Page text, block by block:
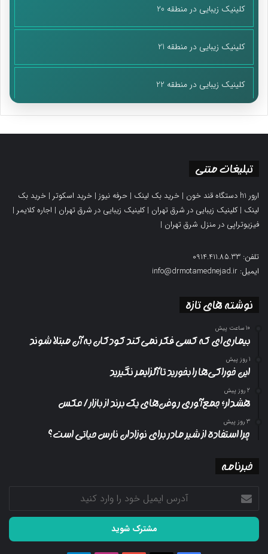
کلینیک زیبایی در منطقه 20
کلینیک زیبایی در منطقه 21
کلینیک زیبایی در منطقه 22
تبلیغات متنی
ارور h1 دستگاه قند خون | خرید بک لینک | حرفه نیوز | خرید اسکوتر | خرید بک
لینک |کلینیک زیبایی در شرق تهران |کلینیک زیبایی در شرق تهران | اجاره کلایمر |
فیزیوتراپی در منزل شرق تهران |
تلفن: 0914.411.85.33
ایمیل: info@drmotamednejad.ir
نوشته های تازه
10 ساعت پیش
بیماری‌ای که کسی فکر نمی‌کند کودکان به آن مبتلا شوند
1 روز پیش
این خوراکی‌ها را بخورید تا آلزایمر نگیرید
2 روز پیش
هشدار؛ جمع‌آوری روغن‌های یک برند از بازار/ عکس
3 روز پیش
چرا استفاده از شیر مادر برای نوزادان نارس حیاتی است؟
خبرنامه
آدرس
ایمیل
خود
وارد